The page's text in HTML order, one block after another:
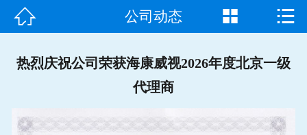
首页
 公司动态  
热烈庆祝公司荣获海康威视2026年度北京一级
代理商